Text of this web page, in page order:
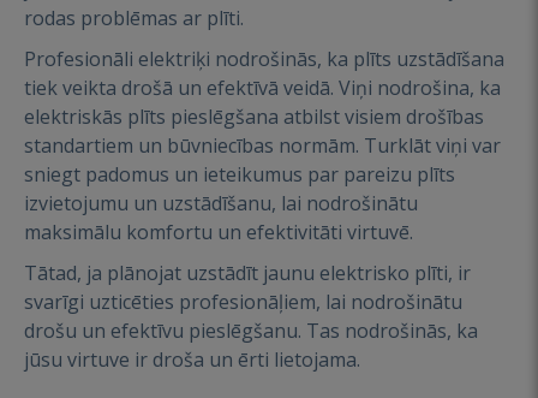
rodas problēmas ar plīti.
Profesionāli elektriķi nodrošinās, ka plīts uzstādīšana
tiek veikta drošā un efektīvā veidā. Viņi nodrošina, ka
elektriskās plīts pieslēgšana atbilst visiem drošības
standartiem un būvniecības normām. Turklāt viņi var
sniegt padomus un ieteikumus par pareizu plīts
izvietojumu un uzstādīšanu, lai nodrošinātu
maksimālu komfortu un efektivitāti virtuvē.
Tātad, ja plānojat uzstādīt jaunu elektrisko plīti, ir
svarīgi uzticēties profesionāļiem, lai nodrošinātu
drošu un efektīvu pieslēgšanu. Tas nodrošinās, ka
jūsu virtuve ir droša un ērti lietojama.